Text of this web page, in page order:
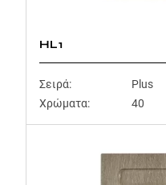
HL1
Σειρά:
Plus
Χρώματα:
40